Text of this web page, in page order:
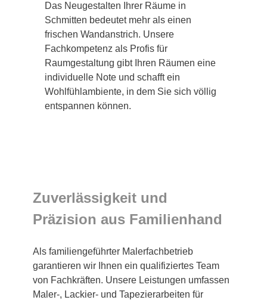
Das Neugestalten Ihrer Räume in
Schmitten bedeutet mehr als einen
frischen Wandanstrich. Unsere
Fachkompetenz als Profis für
Raumgestaltung gibt Ihren Räumen eine
individuelle Note und schafft ein
Wohlfühlambiente, in dem Sie sich völlig
entspannen können.
Zuverlässigkeit und
Präzision aus Familienhand
Als familiengeführter Malerfachbetrieb
garantieren wir Ihnen ein qualifiziertes Team
von Fachkräften. Unsere Leistungen umfassen
Maler-, Lackier- und Tapezierarbeiten für